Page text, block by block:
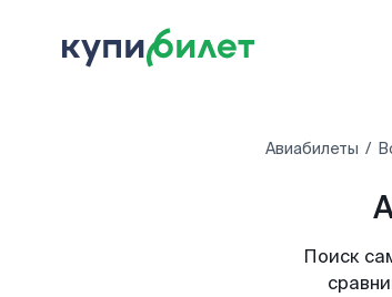
Авиабилеты
Поиск